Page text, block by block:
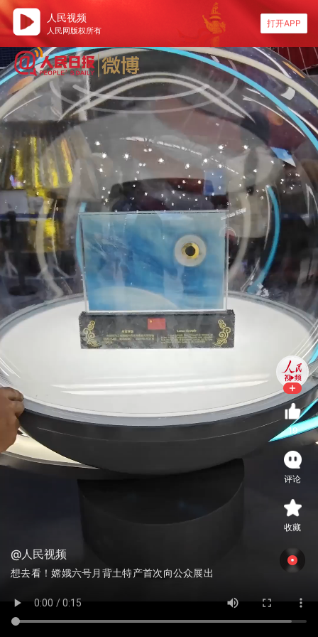
人民视频
人民网版权所有
打开APP
19
评论
收藏
@人民视频
想去看！嫦娥六号月背土特产首次向公众展出